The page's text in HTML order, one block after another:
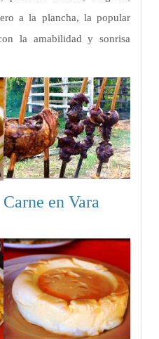
a la plancha, la popular
la amabilidad y sonrisa
Carne en Vara